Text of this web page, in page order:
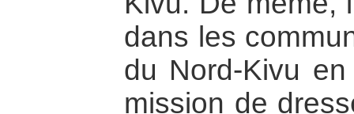
dans les
du Nord-Kivu
mission de